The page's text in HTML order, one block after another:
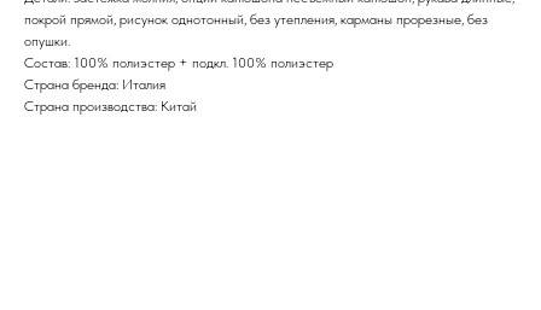
покрой прямой, рисунок однотонный, без утепления, карманы прорезные, без
опушки.
Состав: 100% полиэстер + подкл. 100% полиэстер
Страна бренда: Италия
Страна производства: Китай